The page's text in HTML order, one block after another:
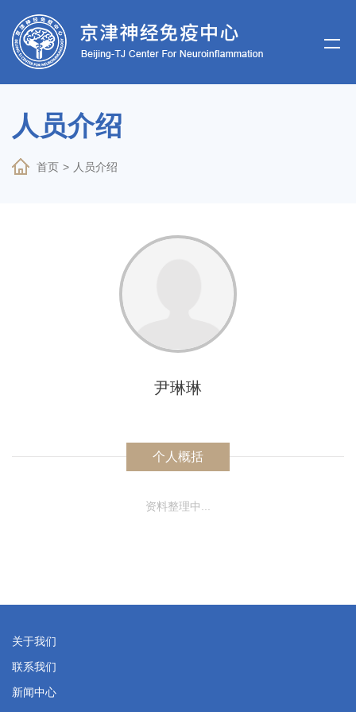
人员介绍
首页 > 人员介绍
尹琳琳
个人概括
资料整理中...
关于我们
联系我们
新闻中心